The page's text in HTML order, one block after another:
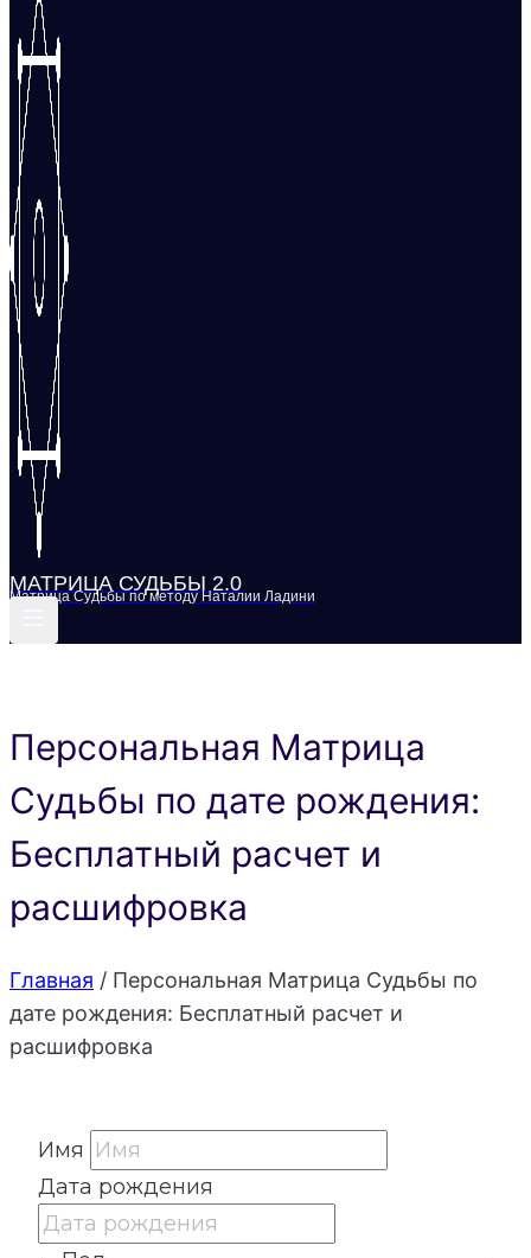
МАТРИЦА СУДЬБЫ 2.0
Матрица Судьбы по методу Наталии Ладини
Персональная Матрица
Судьбы по дате рождения:
Бесплатный расчет и
расшифровка
Главная / Персональная Матрица Судьбы по
дате рождения: Бесплатный расчет и
расшифровка
Имя
Дата рождения